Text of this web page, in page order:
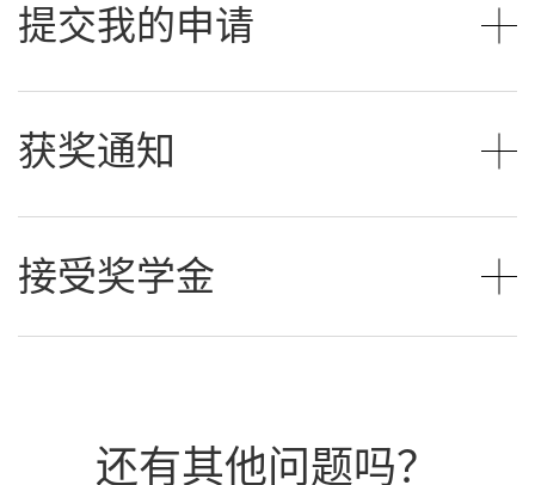
提交我的申请
获奖通知
接受奖学金
还有其他问题吗？